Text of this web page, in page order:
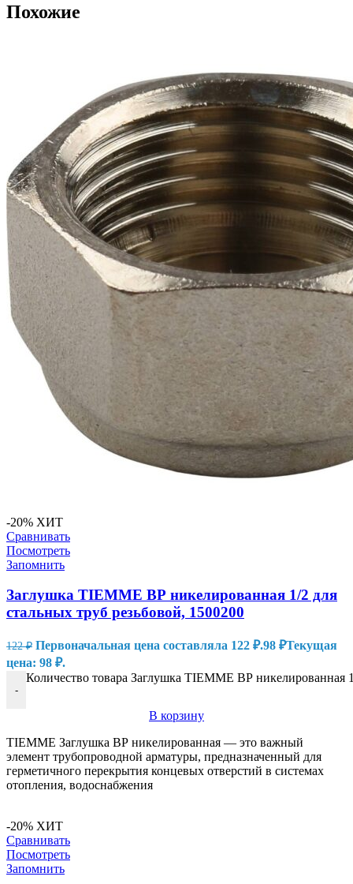
Похожие
-20% ХИТ
Сравнивать
Посмотреть
Запомнить
Заглушка TIEMME ВР никелированная 1/2 для
стальных труб резьбовой, 1500200
122₽ Первоначальная цена составляла 122 ₽.98 ₽Текущая
цена: 98 ₽.
-
Количество товара Заглушка TIEMME ВР никелированная
В корзину
TIEMME Заглушка ВР никелированная — это важный
элемент трубопроводной арматуры, предназначенный для
герметичного перекрытия концевых отверстий в системах
отопления, водоснабжения
-20% ХИТ
Сравнивать
Посмотреть
Запомнить